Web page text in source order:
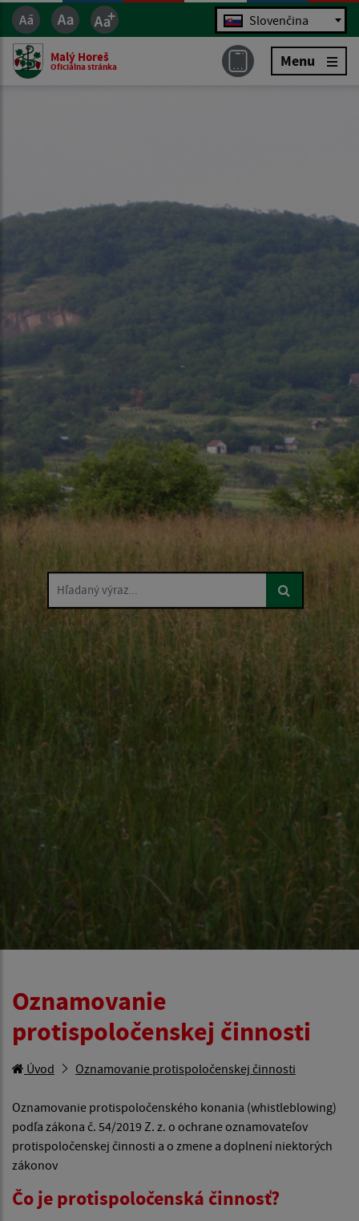
Jazyk Slovenčina
Malý Horeš
Oficiálna stránka Menu
Hľadaný výraz...
Oznamovanie
protispoločenskej činnosti
Úvod Oznamovanie protispoločenskej činnosti
Oznamovanie protispoločenského konania (whistleblowing)
podľa zákona č. 54/2019 Z. z. o ochrane oznamovateľov
protispoločenskej činnosti a o zmene a doplnení niektorých
zákonov
Čo je protispoločenská činnosť?